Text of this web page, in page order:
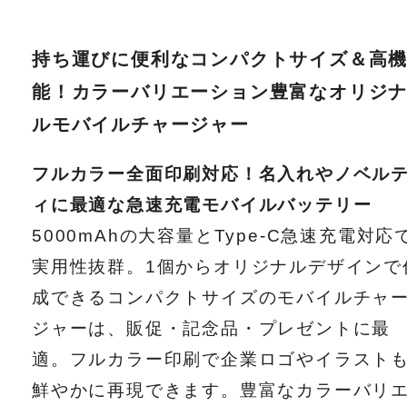
持ち運びに便利なコンパクトサイズ＆高
能！カラーバリエーション豊富なオリジ
ルモバイルチャージャー
フルカラー全面印刷対応！名入れやノベル
ィに最適な急速充電モバイルバッテリー
5000mAhの大容量とType-C急速充電対応
実用性抜群。1個からオリジナルデザインで
成できるコンパクトサイズのモバイルチャ
ジャーは、販促・記念品・プレゼントに最
適。フルカラー印刷で企業ロゴやイラスト
鮮やかに再現できます。豊富なカラーバリ